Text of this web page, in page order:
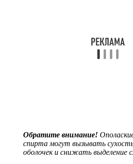
Обратите внимание!
спирта могут вызывать
оболочек и снижать выделение